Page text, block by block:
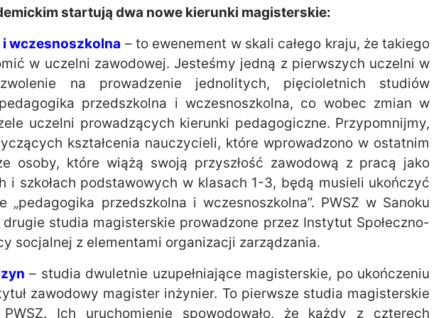
startują dwa nowe kierunki magisterskie:
i wczesnoszkolna – to ewenement w skali całego kraju, że takiego
w uczelni zawodowej. Jesteśmy jedną z pierwszych uczelni w
na prowadzenie jednolitych, pięcioletnich studiów
przedszkolna i wczesnoszkolna, co wobec zmian w
uczelni prowadzących kierunki pedagogiczne. Przypomnijmy,
kształcenia nauczycieli, które wprowadzono w ostatnim
osoby, które wiążą swoją przyszłość zawodową z pracą jako
i szkołach podstawowych w klasach 1-3, będą musieli ukończyć
przedszkolna i wczesnoszkolna”. PWSZ w Sanoku
studia magisterskie prowadzone przez Instytut Społeczno-
socjalnej z elementami organizacji zarządzania.
– studia dwuletnie uzupełniające magisterskie, po ukończeniu
zawodowy magister inżynier. To pierwsze studia magisterskie
Ich uruchomienie spowodowało, że każdy z czterech